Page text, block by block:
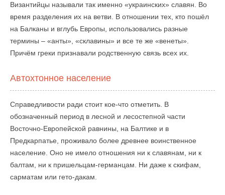
Византийцы называли так именно «украинских» славян. Во
время разделения их на ветви. В отношении тех, кто пошёл
на Балканы и вглубь Европы, использовались разные
термины – «анты», «склавины» и все те же «венеты».
Причём греки признавали родственную связь всех их.
Автохтонное население
Справедливости ради стоит кое-что отметить. В
обозначенный период в лесной и лесостепной части
Восточно-Европейской равнины, на Балтике и в
Предкарпатье, проживало более древнее воинственное
население. Оно не имело отношения ни к славянам, ни к
балтам, ни к пришельцам-германцам. Ни даже к скифам,
сарматам или гето-дакам.